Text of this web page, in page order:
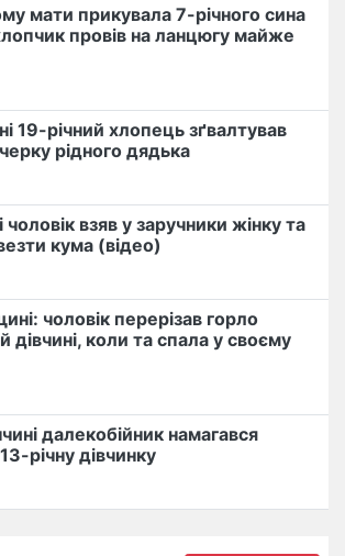
мати прикувала 7-річного сина
провів на ланцюгу майже
19-річний хлопець​ ️зґвалтував
рідного дядька
взяв у заручники жінку та
кума (відео)
чоловік перерізав горло
дівчині, коли та спала у своєму
далекобійник намагався
річну дівчинку